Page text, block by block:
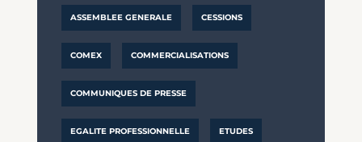
ASSEMBLEE GENERALE CESSIONS
COMEX COMMERCIALISATIONS
COMMUNIQUES DE PRESSE
EGALITE PROFESSIONNELLE ETUDES